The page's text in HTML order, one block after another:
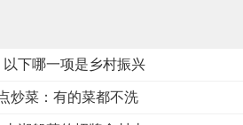
下哪一项是乡村振兴
炒菜：有的菜都不洗